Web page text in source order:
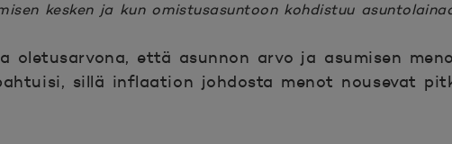
kesken ja kun omistusasuntoon kohdistuu
oletusarvona, että asunnon arvo ja asumisen
sillä inflaation johdosta menot nousevat